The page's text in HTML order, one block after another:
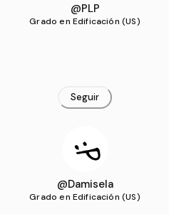
@PLP
Grado en Edificación (US)
Seguir
@Damisela
Grado en Edificación (US)